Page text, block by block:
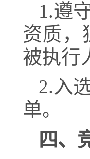
1.遵
资质，
被执行
2.入
单。
四、